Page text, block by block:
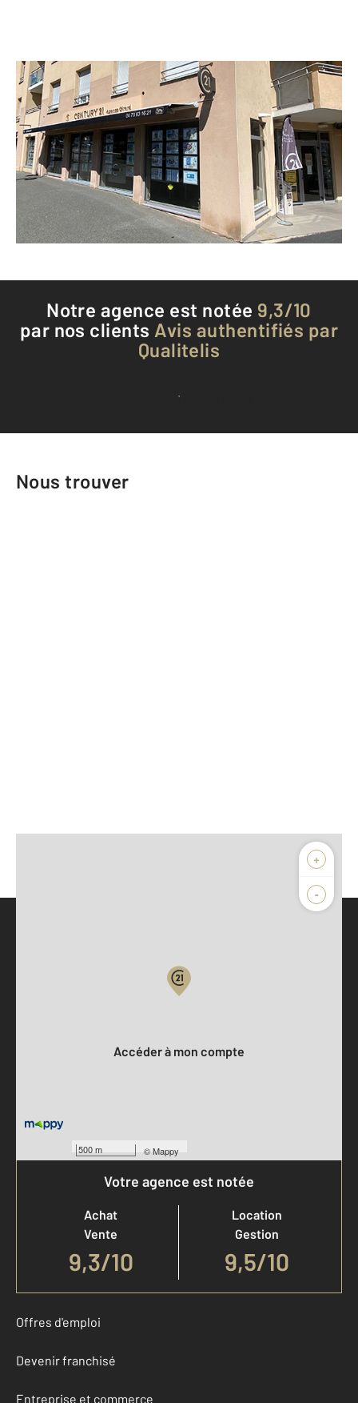
CENTURY 21 Agence Girard
7 bis boulevard de la Liberté
RIOM - 63200
Envoyer un message
Téléphoner à l'agence
Notre agence est notée 9,3/10
par nos clients Avis authentifiés par
Qualitelis
Voir tous les avis clients
Nous trouver
+
-
500 m ©Mappy
Accéder à mon compte
Votre agence est notée
Achat
Vente
9,3/10
Location
Gestion
9,5/10
Offres d'emploi
Devenir franchisé
Entreprise et commerce